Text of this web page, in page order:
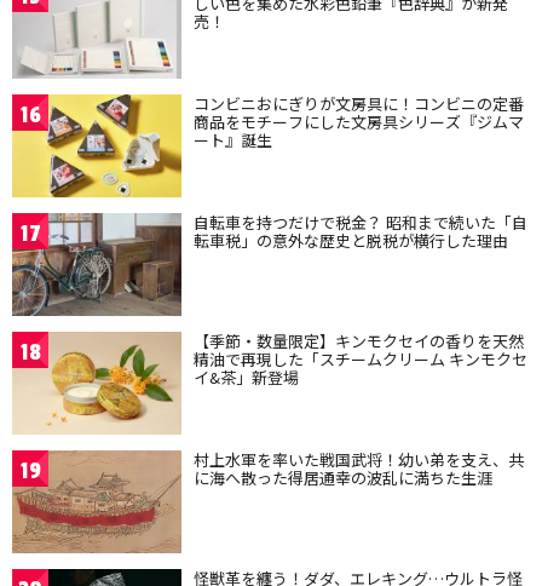
売！
16 コンビニおにぎりが文房具に！コンビニの定番
商品をモチーフにした文房具シリーズ『ジムマ
ート』誕生
17 自転車を持つだけで税金？ 昭和まで続いた「自
転車税」の意外な歴史と脱税が横行した理由
18 【季節・数量限定】キンモクセイの香りを天然
精油で再現した「スチームクリーム キンモクセ
イ&茶」新登場
19 村上水軍を率いた戦国武将！幼い弟を支え、共
に海へ散った得居通幸の波乱に満ちた生涯
怪獣革を纏う！ダダ、エレキング…ウルトラ怪